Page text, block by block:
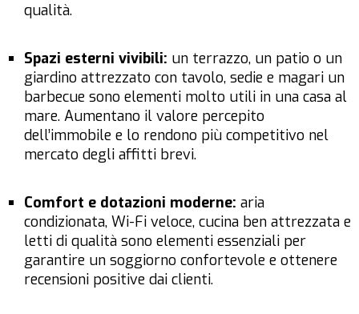
qualità.
Spazi esterni vivibili: un terrazzo, un patio o un
giardino attrezzato con tavolo, sedie e magari un
barbecue sono elementi molto utili in una casa al
mare. Aumentano il valore percepito
dell’immobile e lo rendono più competitivo nel
mercato degli affitti brevi.
Comfort e dotazioni moderne: aria
condizionata, Wi-Fi veloce, cucina ben attrezzata e
letti di qualità sono elementi essenziali per
garantire un soggiorno confortevole e ottenere
recensioni positive dai clienti.